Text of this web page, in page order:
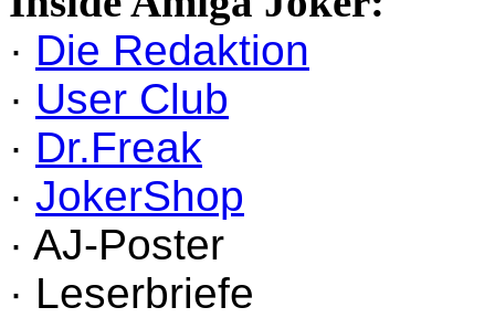
· Die Redaktion
· User Club
· Dr.Freak
· JokerShop
· AJ-Poster
· Leserbriefe